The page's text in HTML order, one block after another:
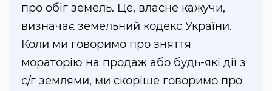
про обіг земель. Це, власне кажучи,
визначає земельний кодекс України.
Коли ми говоримо про зняття
мораторію на продаж або будь-які дії з
с/г землями, ми скоріше говоримо про